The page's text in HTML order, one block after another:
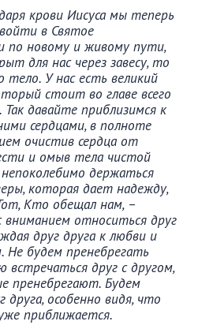
крови Иисуса мы теперь
в Святое
по новому и живому пути,
для нас через завесу, то
тело. У нас есть великий
стоит во главе всего
давайте приблизимся к
сердцами, в полноте
очистив сердца от
и омыв тела чистой
держаться
которая дает надежду,
Кто обещал нам, –
вниманием относиться друг
друг друга к любви и
Не будем пренебрегать
встречаться друг с другом,
пренебрегают. Будем
друга, особенно видя, что
приближается.